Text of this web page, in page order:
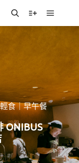
SearchMore info
Main
食｜早午餐
ONIBUS